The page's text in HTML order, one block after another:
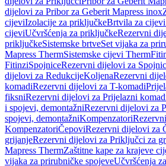
dijelovi za Pribor za Geberit Mapress inox
cijeviIzolacije za priključkeBrtvila za
cijeviUčvršćenja za priključkeRezervni
priključkeSistemske brtveSet vijaka za
Mapress ThermSistemske cijevi Therm
FitinziSpojniceRezervni dijelovi za
dijelovi za RedukcijeKoljenaRezervni
komadiRezervni dijelovi za T-komadi
fiksniRezervni dijelovi za Prijelazni
i spojevi, demontažniRezervni dijelovi za
spojevi, demontažniKompenzatori
KompenzatoriČepoviRezervni dijelovi za
grijanjeRezervni dijelovi za Priključci za
Mapress ThermZaštitne kape za krajeve
vijaka za prirubničke spojeveUčvršćenja